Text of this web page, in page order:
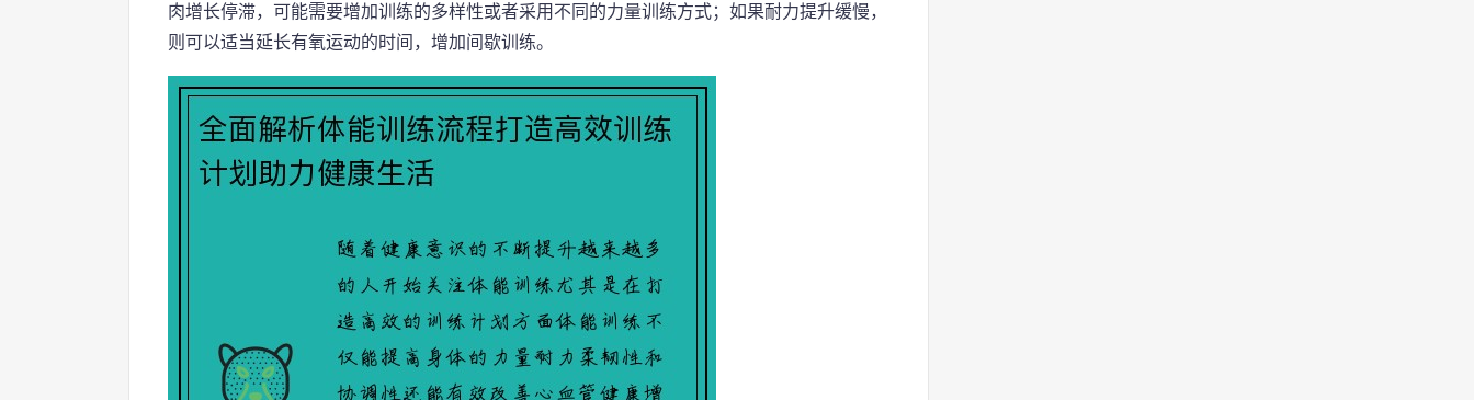
肉增长停滞，可能需要增加训练的多样性或者采用不同的力量训练方式；如果耐力提升缓慢，
则可以适当延长有氧运动的时间，增加间歇训练。